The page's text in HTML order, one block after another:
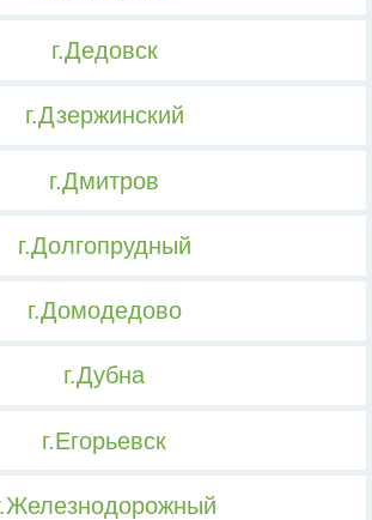
г.Дедовск
г.Дзержинский
г.Дмитров
г.Долгопрудный
г.Домодедово
г.Дубна
г.Егорьевск